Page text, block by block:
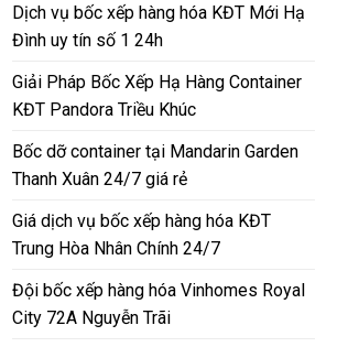
Dịch vụ bốc xếp hàng hóa KĐT Mới Hạ
Đình uy tín số 1 24h
Giải Pháp Bốc Xếp Hạ Hàng Container
KĐT Pandora Triều Khúc
Bốc dỡ container tại Mandarin Garden
Thanh Xuân 24/7 giá rẻ
Giá dịch vụ bốc xếp hàng hóa KĐT
Trung Hòa Nhân Chính 24/7
Đội bốc xếp hàng hóa Vinhomes Royal
City 72A Nguyễn Trãi